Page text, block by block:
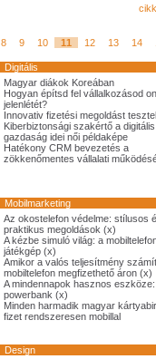
8 9 10 11 12 13 14
Digitális
Magyar diákok Koreában
Hogyan építsd fel vállalkozásod
jelenlétét?
Innovativ fizetési megoldást
Kiberbiztonsági szakértő a digitális
gazdaság idei női példaképe
Hatékony CRM bevezetés a
zökkenőmentes vállalati
Mobilmarketing
Az okostelefon védelme: stílusos
praktikus megoldások (x)
A kézbe simuló világ: a
játékgép (x)
Amikor a valós teljesítmény
mobiltelefon megfizethető áron (x)
A mindennapok hasznos
powerbank (x)
Minden harmadik magyar
fizet rendszeresen mobillal
Design